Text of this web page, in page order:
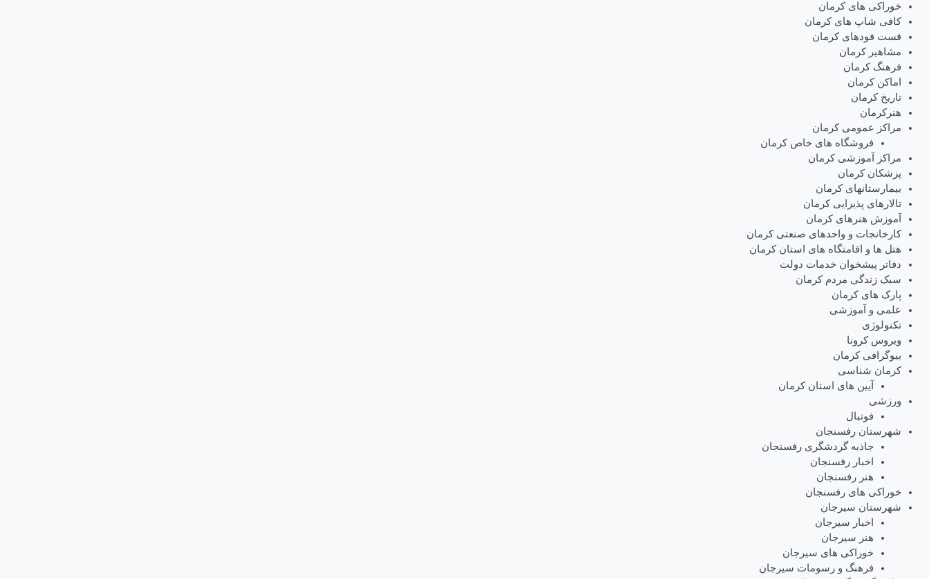
خوراکی های کرمان
کافی شاپ های کرمان
فست فودهای کرمان
مشاهیر کرمان
فرهنگ کرمان
اماکن کرمان
تاریخ کرمان
هنرکرمان
مراکز عمومی کرمان
فروشگاه های خاص کرمان
مراکز آموزشی کرمان
پزشکان کرمان
بیمارستانهای کرمان
تالارهای پذیرایی کرمان
آموزش هنرهای کرمان
کارخانجات و واحدهای صنعتی کرمان
هتل ها و اقامتگاه های استان کرمان
دفاتر پیشخوان خدمات دولت
سبک زندگی مردم کرمان
پارک های کرمان
علمی و آموزشی
تکنولوژی
ویروس کرونا
بیوگرافی کرمان
کرمان شناسی
آیین های استان کرمان
ورزشی
فوتبال
شهرستان رفسنجان
جاذبه گردشگری رفسنجان
اخبار رفسنجان
هنر رفسنجان
خوراکی های رفسنجان
شهرستان سیرجان
اخبار سیرجان
هنر سیرجان
خوراکی های سیرجان
فرهنگ و رسومات سیرجان